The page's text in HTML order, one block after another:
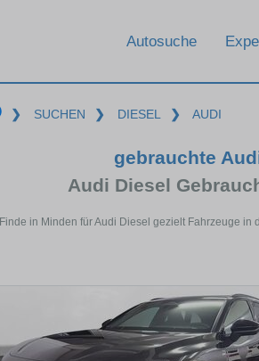
Autosuche
❯ SUCHEN ❯ DIESEL ❯ AUDI
gebrauchte
Audi Diesel
Finde in Minden für Audi Diesel gezielt Fahrzeuge